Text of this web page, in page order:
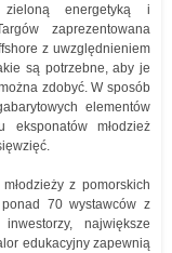
zieloną energetyką i
zaprezentowana
z uwzględnieniem
są potrzebne, aby je
zdobyć. W sposób
elementów
eksponatów młodzież
z pomorskich
ponad 70 wystawców z
największe
edukacyjny zapewnią